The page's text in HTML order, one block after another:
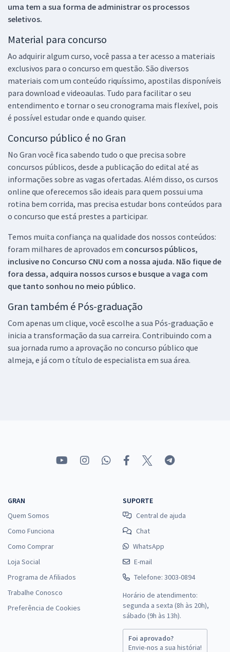
uma tem a sua forma de administrar os processos
seletivos.
Material para concurso
Ao adquirir algum curso, você passa a ter acesso a materiais
exclusivos para o concurso em questão. São diversos
materiais com um conteúdo riquíssimo, apostilas disponíveis
para download e videoaulas. Tudo para facilitar o seu
entendimento e tornar o seu cronograma mais flexível, pois
é possível estudar onde e quando quiser.
Concurso público é no Gran
No Gran você fica sabendo tudo o que precisa sobre
concursos públicos, desde a publicação do edital até as
informações sobre as vagas ofertadas. Além disso, os cursos
online que oferecemos são ideais para quem possui uma
rotina bem corrida, mas precisa estudar bons conteúdos para
o concurso que está prestes a participar.
Temos muita confiança na qualidade dos nossos conteúdos:
foram milhares de aprovados em concursos públicos,
inclusive no Concurso CNU com a nossa ajuda. Não fique de
fora dessa, adquira nossos cursos e busque a vaga com
que tanto sonhou no meio público.
Gran também é Pós-graduação
Com apenas um clique, você escolhe a sua Pós-graduação e
inicia a transformação da sua carreira. Contribuindo com a
sua jornada rumo a aprovação no concurso público que
almeja, e já com o título de especialista em sua área.
GRAN
Quem Somos
Como Funciona
Como Comprar
Loja Social
Programa de Afiliados
Trabalhe Conosco
Preferência de Cookies
SUPORTE
Central de ajuda
Chat
WhatsApp
E-mail
Telefone: 3003-0894
Horário de atendimento:
segunda a sexta (8h às 20h),
sábado (9h às 13h).
Foi aprovado?
Envie-nos a sua história!